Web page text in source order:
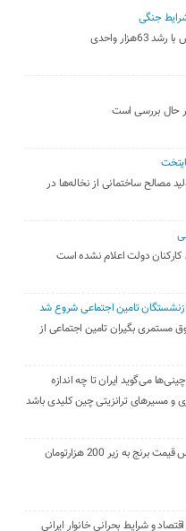
جنگی
واحدی
حال بررسی است
مصالح ساختمانی از نخاله‌ها در
دولت اعلام نشده است
تامین اجتماعی شروع شد
مستمری بگیران تامین اجتماعی از
می‌گوید ایران تا چه اندازه
و مسیرهای ترانزیتی چین کلیدی باشد
به زیر 200 هزارتومان
و شرایط بحرانی خانوار ایرانی